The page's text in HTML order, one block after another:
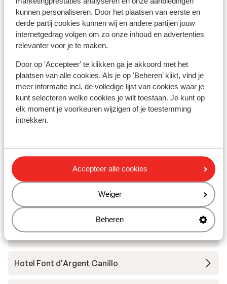
kunnen personaliseren. Door het plaatsen van eerste en
derde partij cookies kunnen wij en andere partijen jouw
internetgedrag volgen om zo onze inhoud en advertenties
relevanter voor je te maken.
Door op 'Accepteer' te klikken ga je akkoord met het
plaatsen van alle cookies. Als je op 'Beheren’ klikt, vind je
meer informatie incl. de volledige lijst van cookies waar je
kunt selecteren welke cookies je wilt toestaan. Je kunt op
elk moment je voorkeuren wijzigen of je toestemming
intrekken.
Accepteer alle cookies
Weiger
Beheren
Restaurant: 50 m
Skipas, -les en verhuur
Skilessen
Skimateriaal
Andere accommodaties in Grandvalira
Lodge Park Hotel
Hotel Cristina
Hotel Del Cubil
Hotel Font d'Argent Canillo